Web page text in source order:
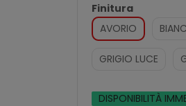
Finitura
AVORIO
GRIGIO LUCE
DISPONIBILITÀ